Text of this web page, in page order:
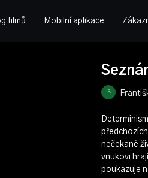
filmů Mobilní aplikace
nečekané
vnukovi
poukazuje